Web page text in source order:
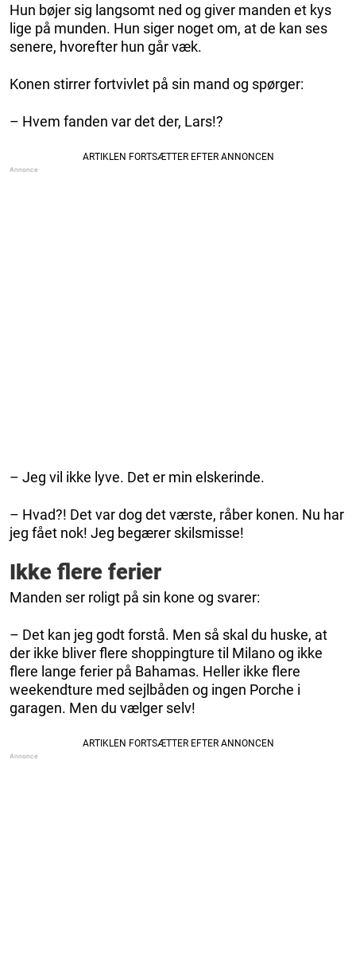
Hun bøjer sig langsomt ned og giver manden et kys
lige på munden. Hun siger noget om, at de kan ses
senere, hvorefter hun går væk.
Konen stirrer fortvivlet på sin mand og spørger:
– Hvem fanden var det der, Lars!?
– Jeg vil ikke lyve. Det er min elskerinde.
– Hvad?! Det var dog det værste, råber konen. Nu har
jeg fået nok! Jeg begærer skilsmisse!
Ikke flere ferier
Manden ser roligt på sin kone og svarer:
– Det kan jeg godt forstå. Men så skal du huske, at
der ikke bliver flere shoppingture til Milano og ikke
flere lange ferier på Bahamas. Heller ikke flere
weekendture med sejlbåden og ingen Porche i
garagen. Men du vælger selv!